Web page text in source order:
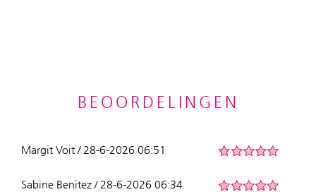
BEOORDELINGEN
Margit Voit / 28-6-2026 06:51
Sabine Benitez / 28-6-2026 06:34